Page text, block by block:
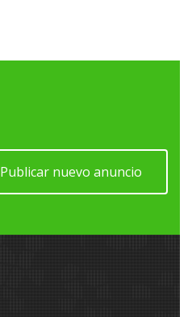
Publicar nuevo anuncio